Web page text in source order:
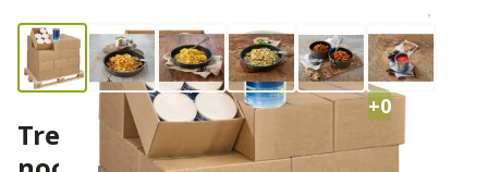
+0
Trek'n Eat 12 maanden